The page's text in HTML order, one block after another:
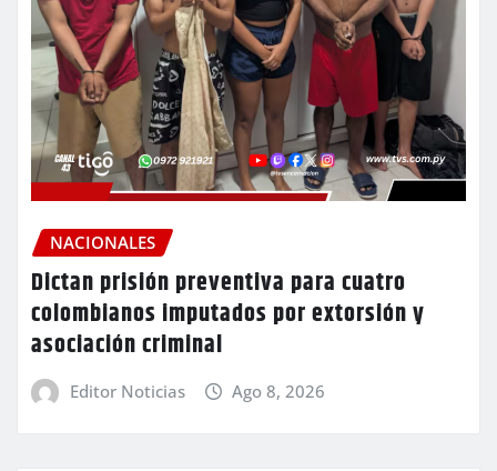
NACIONALES
Dictan prisión preventiva para cuatro
colombianos imputados por extorsión y
asociación criminal
Editor Noticias Ago 8, 2026